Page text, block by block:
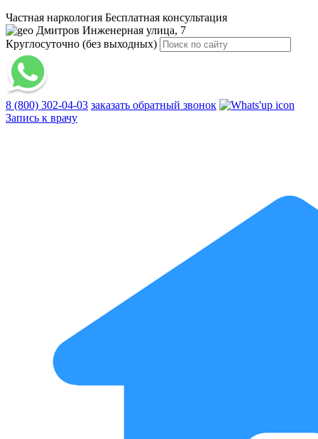
Частная наркология Бесплатная консультация
Дмитров Инженерная улица, 7
Круглосуточно (без выходных)
8 (800) 302-04-03 заказать обратный звонок
Запись к врачу